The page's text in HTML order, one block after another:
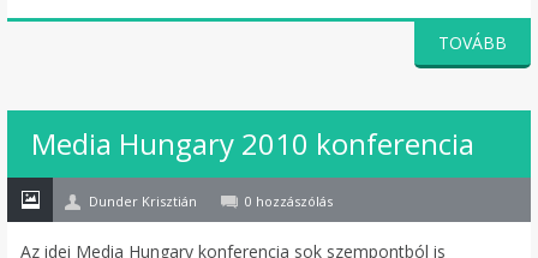
TOVÁBB
Media Hungary 2010 konferencia
25
máj
Dunder Krisztián 0 hozzászólás
Az idei Media Hungary konferencia sok szempontból is